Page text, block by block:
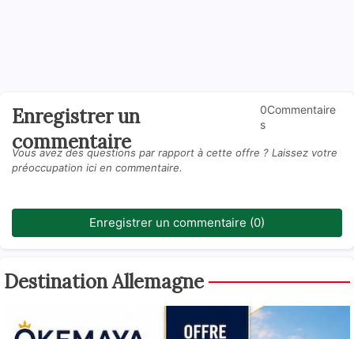
Enregistrer un
commentaire
0Commentaire
s
Vous avez des questions par rapport à cette offre ? Laissez votre
préoccupation ici en commentaire.
Enregistrer un commentaire (0)
Destination Allemagne